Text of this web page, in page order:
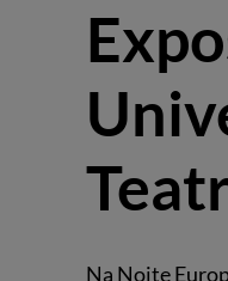
Na Noite